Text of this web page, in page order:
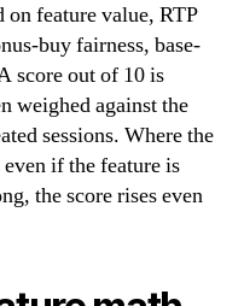
on feature value, RTP
buy fairness, base-
score out of 10 is
weighed against the
sessions. Where the
if the feature is
the score rises even